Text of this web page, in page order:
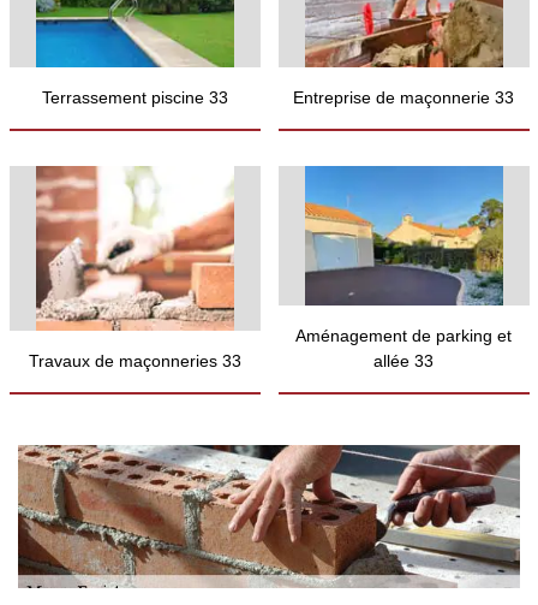
Terrassement piscine 33 Entreprise de maçonnerie 33
Travaux de maçonneries 33
Aménagement de parking et
allée 33